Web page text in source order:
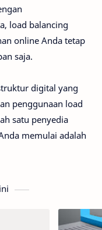
load balancing
online Anda tetap
saja.
digital yang
penggunaan load
satu penyedia
memulai adalah